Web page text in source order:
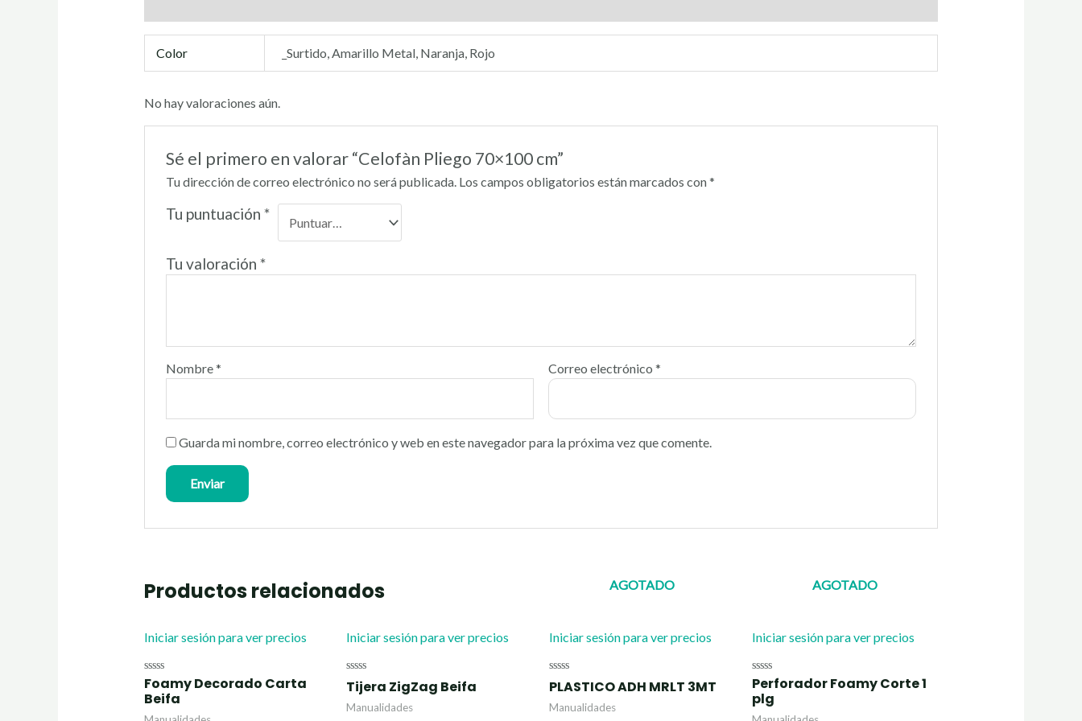
Color _Surtido, Amarillo Metal, Naranja, Rojo
No hay valoraciones aún.
Sé el primero en valorar “Celofàn Pliego 70×100 cm”
Tu dirección de correo electrónico no será publicada. Los campos obligatorios están marcados con*
Tu puntuación*
Tu valoración*
Nombre* Correo electrónico*
Guarda mi nombre, correo electrónico y web en este navegador para la próxima vez que comente.
Productos relacionados
Iniciar sesión para ver precios
Valorado
con
0
de
Foamy Decorado Carta
Beifa
Iniciar sesión para ver precios
Valorado
con
0
de
Tijera ZigZag Beifa
Manualidades
AGOTADO
Iniciar sesión para ver precios
Valorado
con
0
de
PLASTICO ADH MRLT 3MT
Manualidades
AGOTADO
Iniciar sesión para ver precios
Valorado
con
0
de
Perforador Foamy Corte 1
plg